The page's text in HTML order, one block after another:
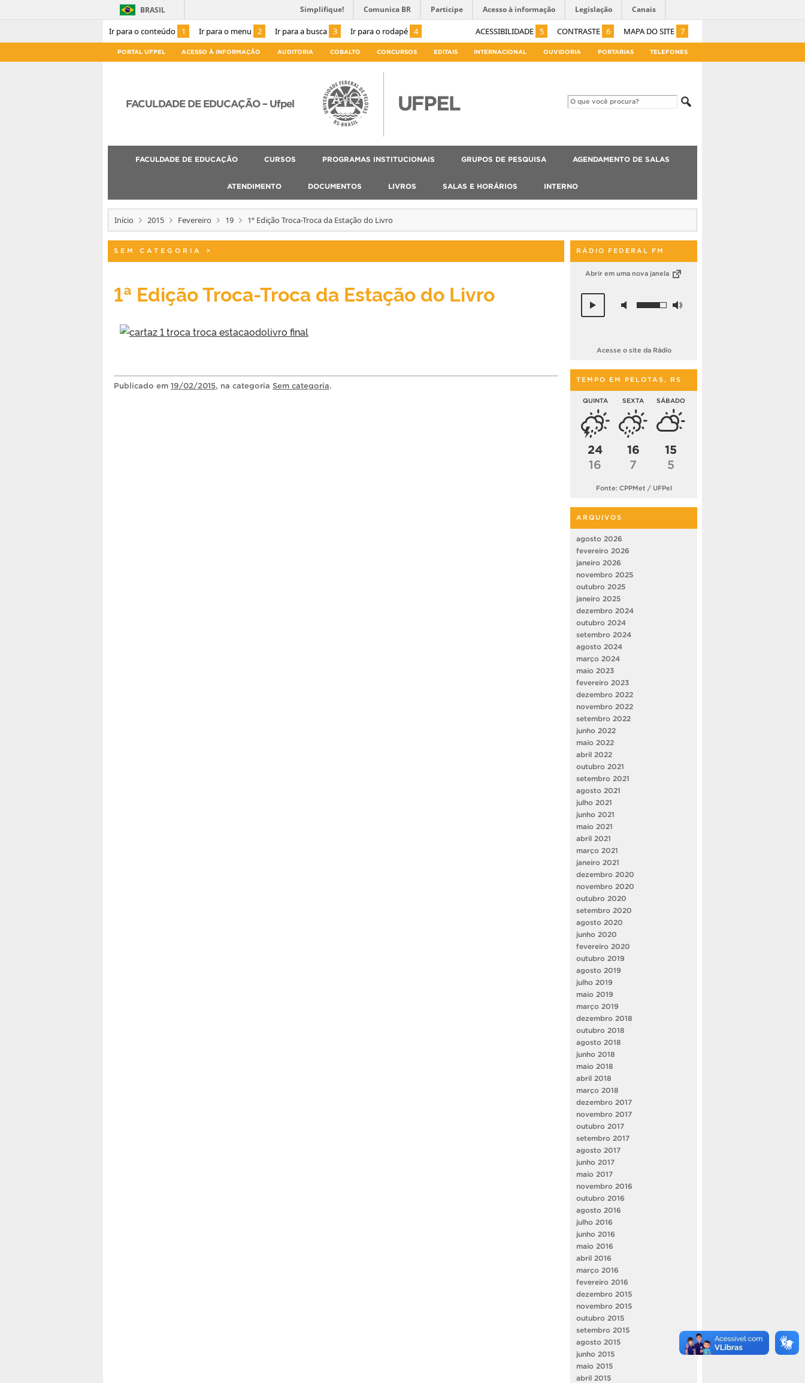
Ir para o conteúdo 1 Ir para o menu 2 Ir para a busca 3 Ir para o rodapé 4 ACESSIBILIDADE 5 CONTRASTE 6 MAPA DO SITE 7
BRASIL Simplifique! Comunica BR Participe Acesso à informação Legislação Canais
PORTAL UFPEL ACESSO À INFORMAÇÃO AUDITORIA COBALTO CONCURSOS EDITAIS INTERNACIONAL OUVIDORIA PORTARIAS TELEFONES
FACULDADE DE EDUCAÇÃO – Ufpel
FACULDADE DE EDUCAÇÃO CURSOS PROGRAMAS INSTITUCIONAIS GRUPOS DE PESQUISA AGENDAMENTO DE SALAS
ATENDIMENTO DOCUMENTOS LIVROS SALAS E HORÁRIOS INTERNO
Início 2015 Fevereiro 19 1ª Edição Troca-Troca da Estação do Livro
SEM CATEGORIA >
1ª Edição Troca-Troca da Estação do Livro
Publicado em 19/02/2015, na categoria Sem categoria.
RÁDIO FEDERAL FM
Abrir em uma nova janela
Acesse o site da Rádio
TEMPO EM PELOTAS, RS
QUINTA
24
16
SEXTA
16
7
SÁBADO
15
5
Fonte: CPPMet / UFPel
ARQUIVOS
agosto 2026
fevereiro 2026
janeiro 2026
novembro 2025
outubro 2025
janeiro 2025
dezembro 2024
outubro 2024
setembro 2024
agosto 2024
março 2024
maio 2023
fevereiro 2023
dezembro 2022
novembro 2022
setembro 2022
junho 2022
maio 2022
abril 2022
outubro 2021
setembro 2021
agosto 2021
julho 2021
junho 2021
maio 2021
abril 2021
março 2021
janeiro 2021
dezembro 2020
novembro 2020
outubro 2020
setembro 2020
agosto 2020
junho 2020
fevereiro 2020
outubro 2019
agosto 2019
julho 2019
maio 2019
março 2019
dezembro 2018
outubro 2018
agosto 2018
junho 2018
maio 2018
abril 2018
março 2018
dezembro 2017
novembro 2017
outubro 2017
setembro 2017
agosto 2017
junho 2017
maio 2017
novembro 2016
outubro 2016
agosto 2016
julho 2016
junho 2016
maio 2016
abril 2016
março 2016
fevereiro 2016
dezembro 2015
novembro 2015
outubro 2015
setembro 2015
agosto 2015
junho 2015
maio 2015
abril 2015